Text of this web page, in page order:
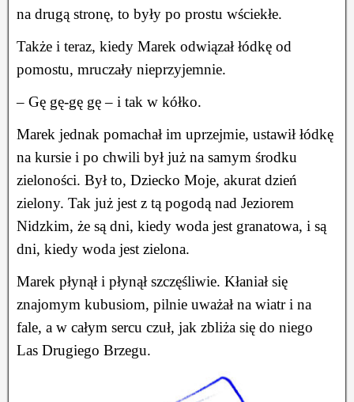
na drugą stronę, to były po prostu wściekłe.
Także i teraz, kiedy Marek odwiązał łódkę od
pomostu, mruczały nieprzyjemnie.
– Gę gę-gę gę – i tak w kółko.
Marek jednak pomachał im uprzejmie, ustawił łódkę
na kursie i po chwili był już na samym środku
zieloności. Był to, Dziecko Moje, akurat dzień
zielony. Tak już jest z tą pogodą nad Jeziorem
Nidzkim, że są dni, kiedy woda jest granatowa, i są
dni, kiedy woda jest zielona.
Marek płynął i płynął szczęśliwie. Kłaniał się
znajomym kubusiom, pilnie uważał na wiatr i na
fale, a w całym sercu czuł, jak zbliża się do niego
Las Drugiego Brzegu.